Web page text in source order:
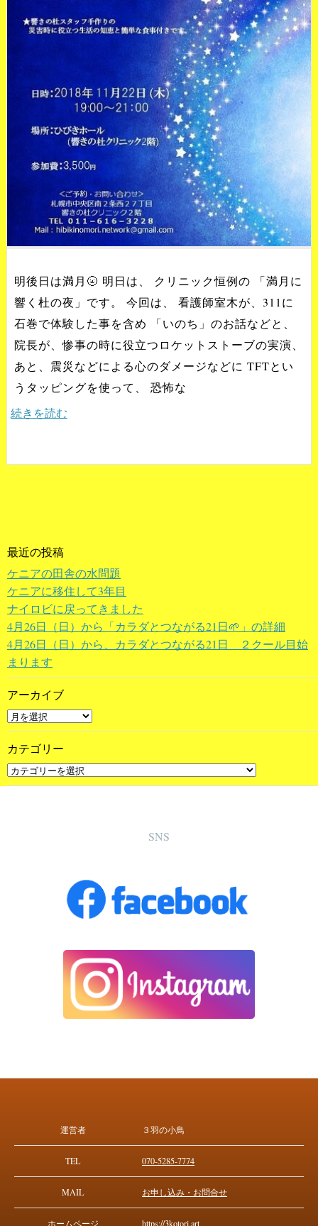
明後日は満月🌝 明日は、 クリニック恒例の 「満月に
響く杜の夜」です。 今回は、 看護師室木が、311に
石巻で体験した事を含め 「いのち」のお話などと、
院長が、惨事の時に役立つロケットストーブの実演、
あと、震災などによる心のダメージなどに TFTとい
うタッピングを使って、 恐怖な
続きを読む
最近の投稿
ケニアの田舎の水問題
ケニアに移住して3年目
ナイロビに戻ってきました
4月26日（日）から「カラダとつながる21日🌱」の詳細
4月26日（日）から、カラダとつながる21日 ２クール目始
まります
アーカイブ
カテゴリー
SNS
運営者 ３羽の小鳥
TEL 070-5285-7774
MAIL お申し込み・お問合せ
ホームページ https://3kotori.art